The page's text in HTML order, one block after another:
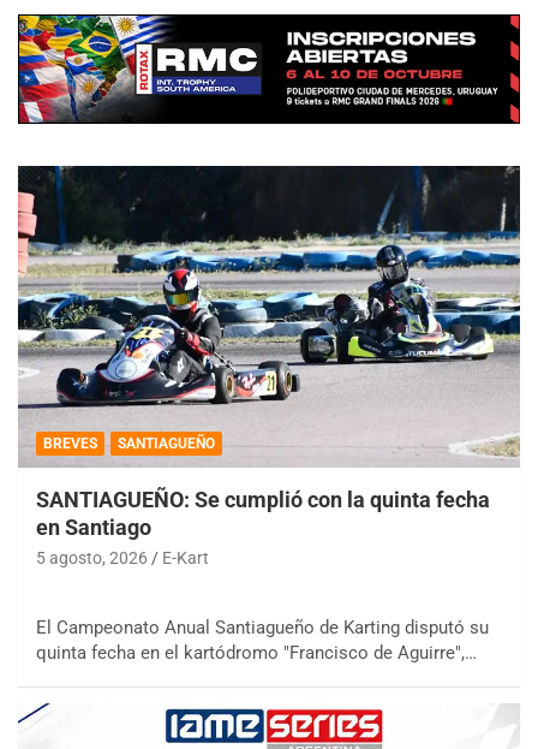
BREVES SANTIAGUEÑO
SANTIAGUEÑO: Se cumplió con la quinta fecha
en Santiago
5 agosto, 2026 E-Kart
El Campeonato Anual Santiagueño de Karting disputó su
quinta fecha en el kartódromo "Francisco de Aguirre",…